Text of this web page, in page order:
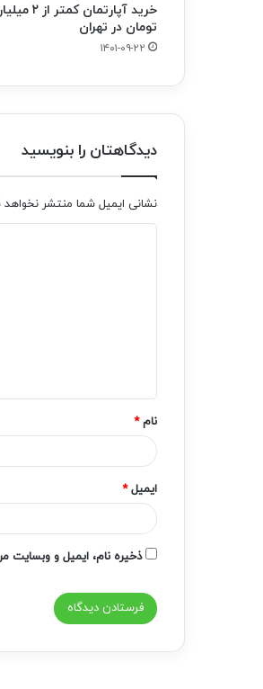
خرید آپارتمان کمتر از
تومان در تهران
۱۴۰۱-۰۹-۲۲
دیدگاهتان را بنویسید
نشانی ایمیل شما منتشر
*
نام*
ایمیل*
ذخیره نام، ایمیل و وبسایت